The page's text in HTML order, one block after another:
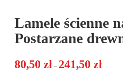
Lamele ścienne
Postarzane
80,50 zł – 241,50 zł